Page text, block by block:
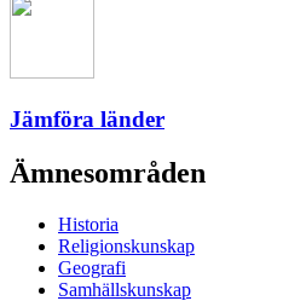
Jämföra länder
Ämnesområden
Historia
Religionskunskap
Geografi
Samhällskunskap